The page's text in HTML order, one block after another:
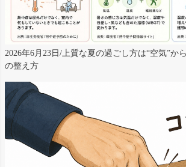
2026年6月23日/上質な夏の過ごし方は“空気”か
の整え方